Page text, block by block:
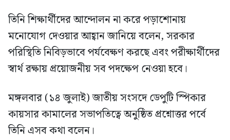
তিনি শিক্ষার্থীদের আন্দোলন না করে পড়াশোনায়
মনোযোগ দেওয়ার আহ্বান জানিয়ে বলেন, সরকার
পরিস্থিতি নিবিড়ভাবে পর্যবেক্ষণ করছে এবং পরীক্ষার্থীদের
স্বার্থ রক্ষায় প্রয়োজনীয় সব পদক্ষেপ নেওয়া হবে।
মঙ্গলবার (১৪ জুলাই) জাতীয় সংসদে ডেপুটি স্পিকার
কায়সার কামালের সভাপতিত্বে অনুষ্ঠিত প্রশ্নোত্তর পর্বে
তিনি এসব কথা বলেন।